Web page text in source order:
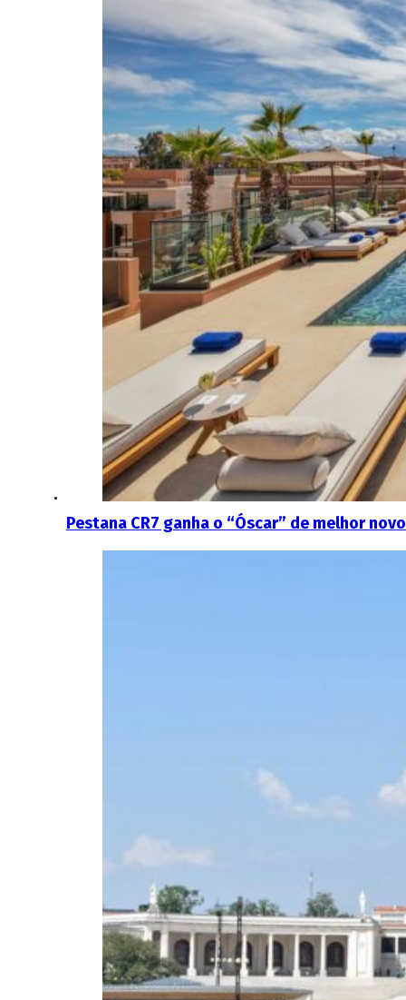
Pestana CR7 ganha o “Óscar” de melhor